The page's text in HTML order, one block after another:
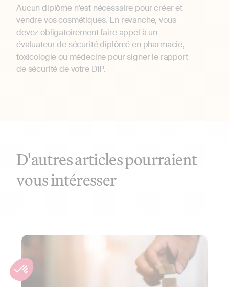
Aucun diplôme n'est nécessaire pour créer et
vendre vos cosmétiques. En revanche, vous
devez obligatoirement faire appel à un
évaluateur de sécurité diplômé en pharmacie,
toxicologie ou médecine pour signer le rapport
de sécurité de votre DIP.
D'autres articles pourraient
vous intéresser